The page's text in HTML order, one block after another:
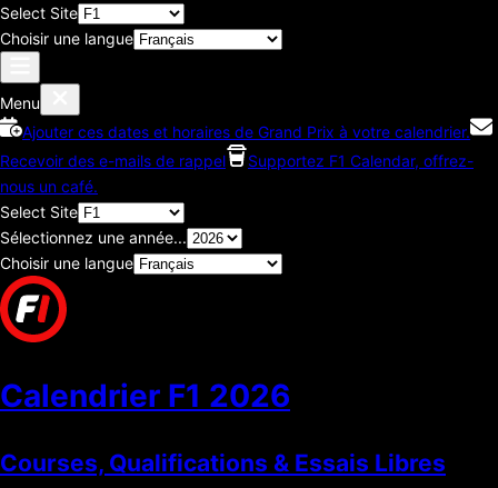
Select Site
Choisir une langue
Menu
Ajouter ces dates et horaires de Grand Prix à votre calendrier.
Recevoir des e-mails de rappel
Supportez F1 Calendar, offrez-
nous un café.
Select Site
Sélectionnez une année...
Choisir une langue
Calendrier F1 2026
Courses, Qualifications & Essais Libres